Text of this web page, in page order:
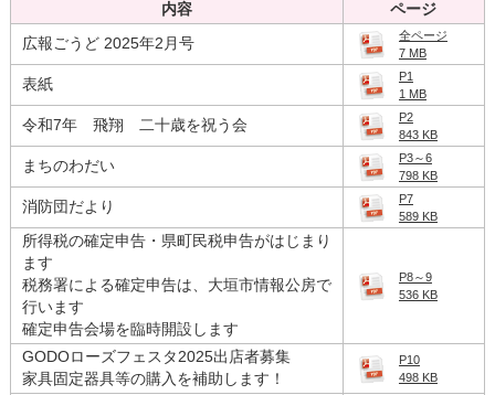
内容 ページ
広報ごうど 2025年2月号
全ページ
7 MB
表紙
P1
1 MB
令和7年 飛翔 二十歳を祝う会
P2
843 KB
まちのわだい
P3～6
798 KB
消防団だより
P7
589 KB
所得税の確定申告・県町民税申告がはじまり
ます
税務署による確定申告は、大垣市情報公房で
行います
確定申告会場を臨時開設します
P8～9
536 KB
GODOローズフェスタ2025出店者募集
家具固定器具等の購入を補助します！
P10
498 KB